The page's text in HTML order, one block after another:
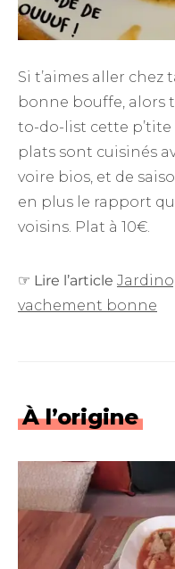
Si t’aimes aller
bonne bouffe, alors
to-do-list cette p’tite
plats sont cuisinés
voire bios, et de
en plus le rapport
voisins. Plat à 10€.
☞ Lire l’article
vachement bonne
À l’origine